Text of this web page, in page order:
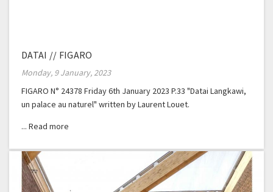
DATAI // FIGARO
Monday, 9 January, 2023
FIGARO N° 24378 Friday 6th January 2023 P.33 "Datai Langkawi,
un palace au naturel" written by Laurent Louet.